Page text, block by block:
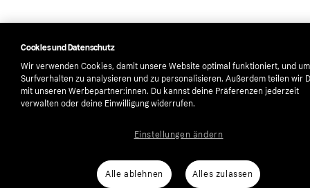
Cookies und Datenschutz
Wir verwenden Cookies, damit unsere Website optimal funktioniert, und
Surfverhalten zu analysieren und zu personalisieren. Außerdem teilen wir
mit unseren Werbepartner:innen. Du kannst deine Präferenzen jederzeit
verwalten oder deine Einwilligung widerrufen.
Alle ablehnen Alles zulassen
Einstellungen ändern